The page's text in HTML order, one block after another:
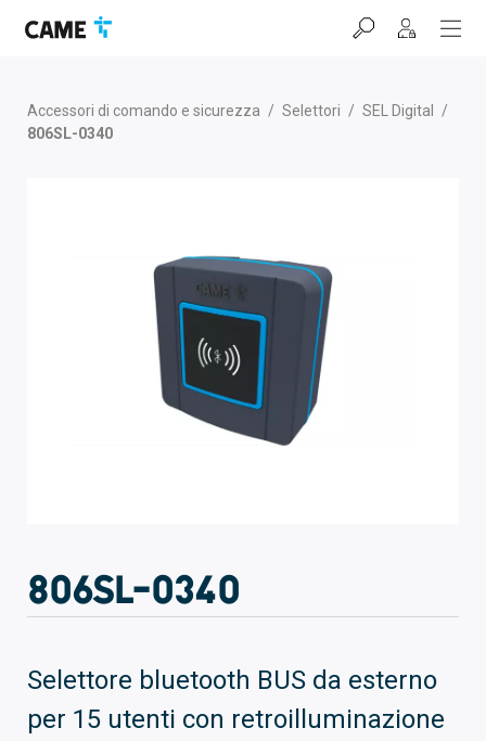
navigazione
Accessori di comando e sicurezza / Selettori / SEL Digital
/
806SL-0340
806SL-0340
Selettore bluetooth BUS da esterno
per 15 utenti con retroilluminazione